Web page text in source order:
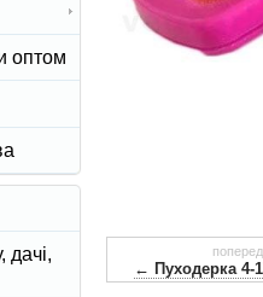
← Пуходерка 4-
оптом
дачі,